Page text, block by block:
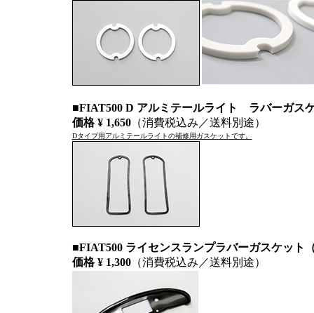
■FIAT500 D アルミテールライト ラバーガス
価格 ¥ 1,650（消費税込み／送料別途）
Dタイプ用アルミテールライトの補修用ガスケットです。
■FIAT500 ライセンスランプラバーガスケット
価格 ¥ 1,300（消費税込み／送料別途）